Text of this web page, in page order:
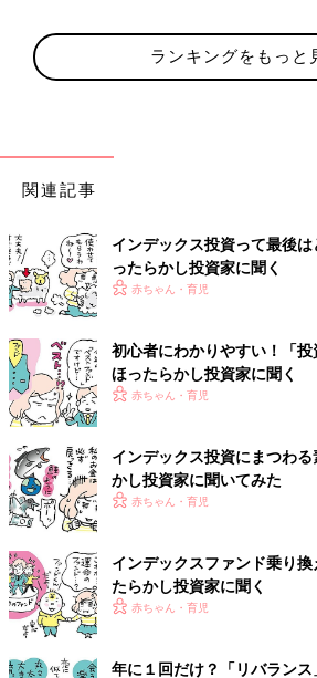
ランキングをもっと
関連記事
インデックス投資って最後
ったらかし投資家に聞く
赤ちゃん・育児
初心者にわかりやすい！「
ほったらかし投資家に聞く
赤ちゃん・育児
インデックス投資にまつわ
かし投資家に聞いてみた
赤ちゃん・育児
インデックスファンド乗り
たらかし投資家に聞く
赤ちゃん・育児
年に１回だけ？「リバラン